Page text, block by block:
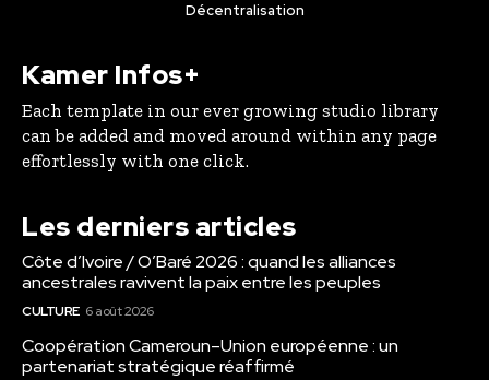
Décentralisation
Kamer Infos+
Each template in our ever growing studio library
can be added and moved around within any page
effortlessly with one click.
Les derniers articles
Côte d’Ivoire / O’Baré 2026 : quand les alliances
ancestrales ravivent la paix entre les peuples
CULTURE 6 août 2026
Coopération Cameroun–Union européenne : un
partenariat stratégique réaffirmé